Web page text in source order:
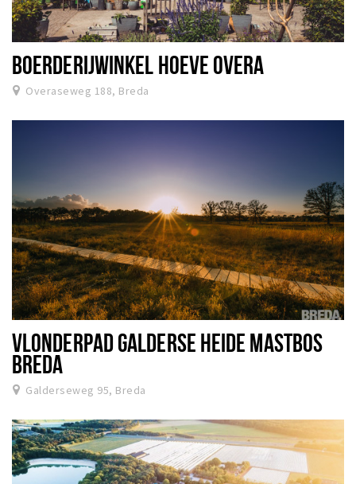
BOERDERIJWINKEL HOEVE OVERA
Overaseweg 188, Breda
VLONDERPAD GALDERSE HEIDE MASTBOS
BREDA
Galderseweg 95, Breda